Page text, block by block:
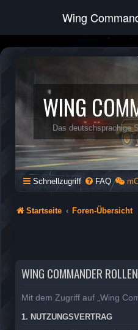
Wing
WING
Das deutschsprachige
Schnellzugriff FAQ
Startseite Foren-Übersicht
WING COMMANDER
Mit dem Zugriff auf „Wing
1. NUTZUNGSVERTRAG